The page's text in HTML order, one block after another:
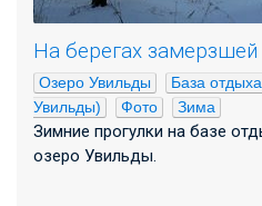
На берегах замерзшей
Озеро Увильды
База
Увильды)
Фото Зима
Зимние прогулки на базе
озеро Увильды.